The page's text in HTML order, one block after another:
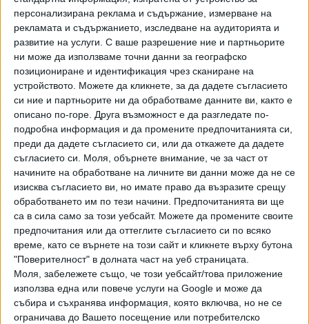
персонализирана реклама и съдържание, измерване на
рекламата и съдържанието, изследване на аудиторията и
развитие на услуги. С ваше разрешение ние и партньорите
ни може да използваме точни данни за географско
позициониране и идентификация чрез сканиране на
устройството. Можете да кликнете, за да дадете съгласието
си ние и партньорите ни да обработваме данните ви, както е
описано по-горе. Друга възможност е да разгледате по-
подробна информация и да промените предпочитанията си,
преди да дадете съгласието си, или да откажете да дадете
съгласието си.
Моля, обърнете внимание, че за част от
начините на обработване на личните ви данни може да не се
изисква съгласието ви, но имате право да възразите срещу
обработването им по тези начини. Предпочитанията ви ще
са в сила само за този уебсайт. Можете да промените своите
предпочитания или да оттеглите съгласието си по всяко
време, като се върнете на този сайт и кликнете върху бутона
"Поверителност" в долната част на уеб страницата.
Моля, забележете също, че този уебсайт/това приложение
използва една или повече услуги на Google и може да
събира и съхранява информация, която включва, но не се
ограничава до Вашето посещение или потребителско
председател на ДПС.
Интересно е, че инфлуенсърът Пеевски поканил на
брънч с бонуси и премиера Денков. А бонусът към тоя
брънч трябвало да е някаква самотна нефтохимическа
рафинерия.
Денков обаче се колебаел за брънча, също като моите
манекенките, които сега обмислят офертата ми. Денков
от своя страна се тревожел и за менюто, и за цената на
тоя брънч с бонус-доноси и обложени бак-шиши.
Г-н Пеевски организира и тържествена Явна вечеря със
синодални лидери от Българската православна църква.
Това също е библейски сюжет подобен на Тайната
вечеря, само че в условия на пълна прозрачност пред
обществото. Следващото духовно мероприятие на г-н
Пеевски е брънч с лидерите на другото
вероизповедание, които положително ще благословят
всяко бизнес начинание на нашия брънч-инфлуенсър и
неформален министър-председател.
Хората са казали - закуската изяж сам, обяда си раздели